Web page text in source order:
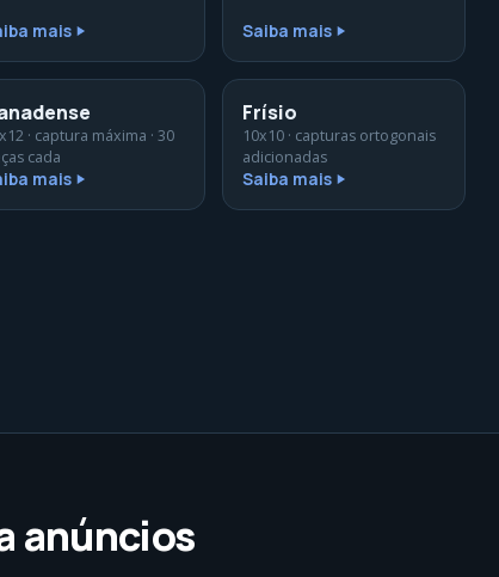
mais Saiba mais
· captura máxima · 30
cada
mais
Frísio
10x10 · capturas ortogonais
adicionadas
Saiba mais
anúncios